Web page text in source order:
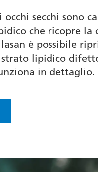
secchi sono
che ricopre la
è possibile
lipidico
in dettaglio.